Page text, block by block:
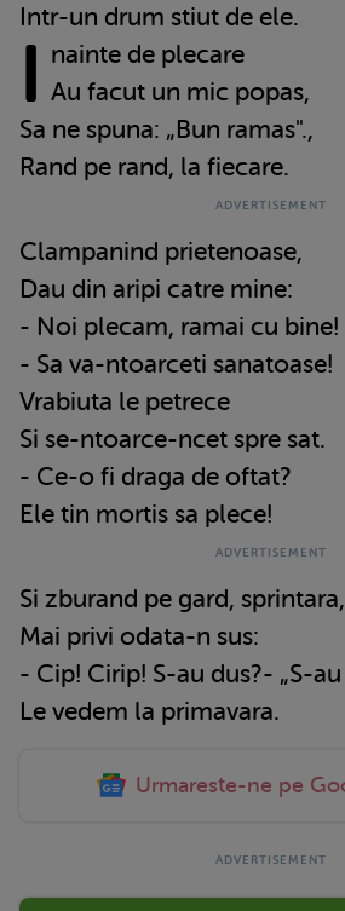
Intr-un drum stiut de ele.
I nainte de plecare
Au facut un mic popas,
Sa ne spuna: „Bun ramas".,
Rand pe rand, la fiecare.
Clampanind prietenoase,
Dau din aripi catre mine:
- Noi plecam, ramai cu bine!
- Sa va-ntoarceti sanatoase!
Vrabiuta le petrece
Si se-ntoarce-ncet spre sat.
- Ce-o fi draga de oftat?
Ele tin mortis sa plece!
Si zburand pe gard, sprintara,
Mai privi odata-n sus:
- Cip! Cirip! S-au dus?- „S-
Le vedem la primavara.
Urmareste-ne pe